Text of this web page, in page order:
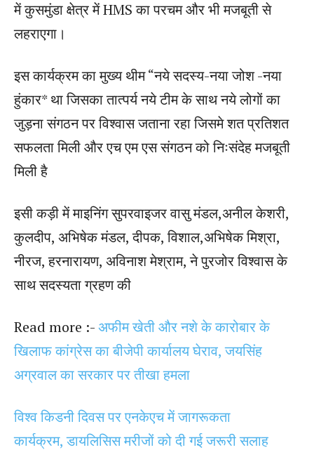
में कुसमुंडा क्षेत्र में HMS का परचम और भी मजबूती से
लहराएगा।
इस कार्यक्रम का मुख्य थीम “नये सदस्य-नया जोश -नया
हुंकार* था जिसका तात्पर्य नये टीम के साथ नये लोगों का
जुड़ना संगठन पर विश्वास जताना रहा जिसमे शत प्रतिशत
सफलता मिली और एच एम एस संगठन को निःसंदेह मजबूती
मिली है
इसी कड़ी में माइनिंग सुपरवाइजर वासु मंडल,अनील केशरी,
कुलदीप, अभिषेक मंडल, दीपक, विशाल,अभिषेक मिश्रा,
नीरज, हरनारायण, अविनाश मेश्राम, ने पुरजोर विश्वास के
साथ सदस्यता ग्रहण की
Read more :-अफीम खेती और नशे के कारोबार के
खिलाफ कांग्रेस का बीजेपी कार्यालय घेराव, जयसिंह
अग्रवाल का सरकार पर तीखा हमला
विश्व किडनी दिवस पर एनकेएच में जागरूकता
कार्यक्रम, डायलिसिस मरीजों को दी गई जरूरी सलाह